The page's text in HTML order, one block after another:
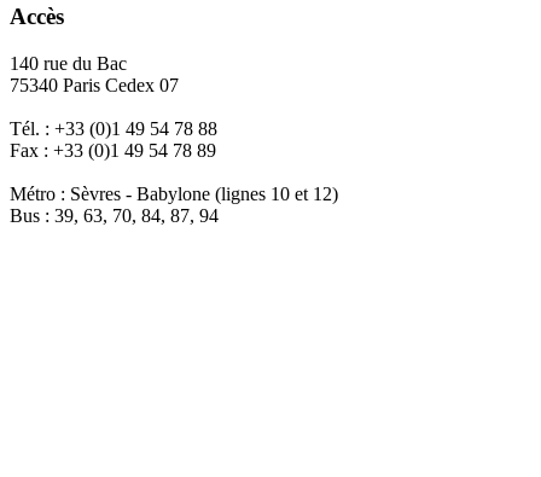
Accès
140 rue du Bac
75340 Paris Cedex 07
Tél. : +33 (0)1 49 54 78 88
Fax : +33 (0)1 49 54 78 89
Métro : Sèvres - Babylone (lignes 10 et 12)
Bus : 39, 63, 70, 84, 87, 94